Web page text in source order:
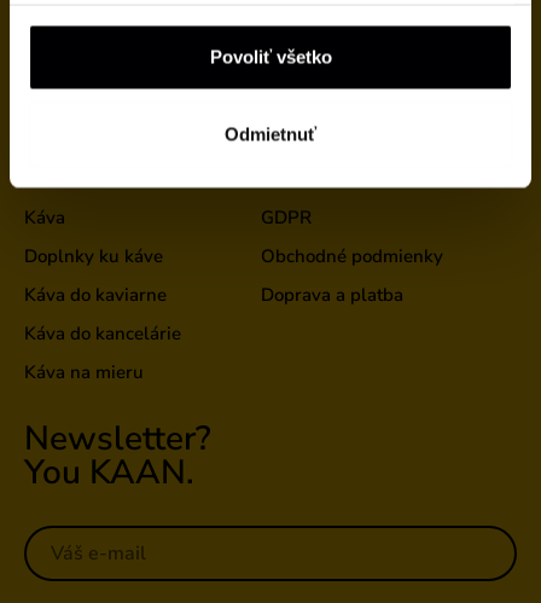
Povoliť všetko
Odmietnuť
Newsletter
Kontakt
Káva
Doplnky ku káve
Káva do kaviarne
Káva do kancelárie
Káva na mieru
GDPR
Obchodné podmienky
Doprava a platba
Newsletter?
You KAAN.